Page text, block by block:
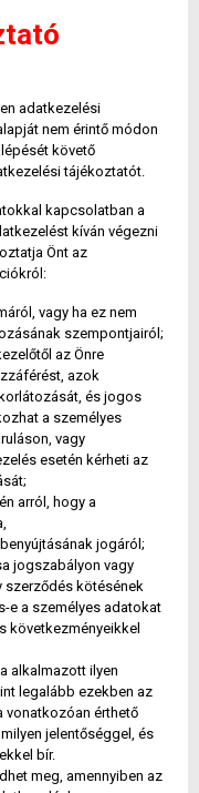
adatkezelési
nem érintő módon
követő
tájékoztatót.
kapcsolatban a
kíván végezni
Önt az
vagy ha ez nem
szempontjairól;
az Önre
azok
és jogos
a személyes
vagy
esetén kérheti az
arról, hogy a
jogáról;
jogszabályon vagy
szerződés kötésének
e a személyes adatokat
következményeikkel
alkalmazott ilyen
legalább ezekben az
vonatkozóan érthető
jelentőséggel, és
bír.
meg, amennyiben az